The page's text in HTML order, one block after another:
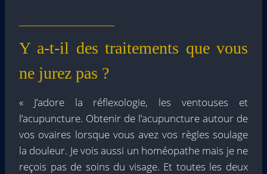
Y a-t-il des traitements que vous
ne jurez pas ?
« J’adore la réflexologie, les ventouses et
l’acupuncture. Obtenir de l’acupuncture autour de
vos ovaires lorsque vous avez vos règles soulage
la douleur. Je vois aussi un homéopathe mais je ne
reçois pas de soins du visage. Et toutes les deux